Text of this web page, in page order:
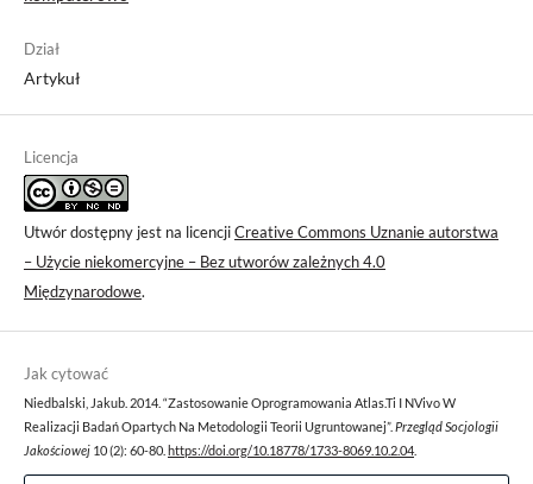
Dział
Artykuł
Licencja
Utwór dostępny jest na licencjiCreative Commons Uznanie autorstwa
– Użycie niekomercyjne – Bez utworów zależnych 4.0
Międzynarodowe.
Jak cytować
Niedbalski, Jakub. 2014. “Zastosowanie Oprogramowania Atlas.Ti I NVivo W
Realizacji Badań Opartych Na Metodologii Teorii Ugruntowanej”. Przegląd Socjologii
Jakościowej 10 (2): 60-80. https://doi.org/10.18778/1733-8069.10.2.04.